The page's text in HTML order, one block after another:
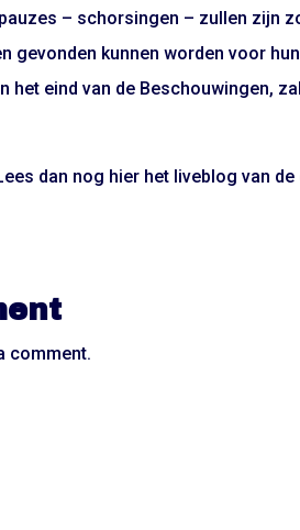
– schorsingen – zullen zijn
gevonden kunnen worden voor
het eind van de Beschouwingen,
dan nog hier het liveblog van
comment.